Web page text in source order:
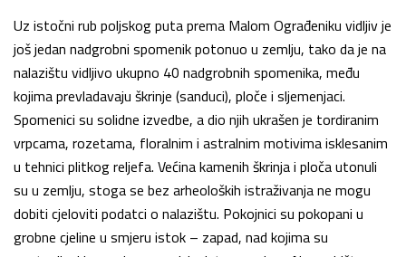
Uz istočni rub poljskog puta prema Malom Ograđeniku vidljiv je
još jedan nadgrobni spomenik potonuo u zemlju, tako da je na
nalazištu vidljivo ukupno 40 nadgrobnih spomenika, među
kojima prevladavaju škrinje (sanduci), ploče i sljemenjaci.
Spomenici su solidne izvedbe, a dio njih ukrašen je tordiranim
vrpcama, rozetama, floralnim i astralnim motivima isklesanim
u tehnici plitkog reljefa. Većina kamenih škrinja i ploča utonuli
su u zemlju, stoga se bez arheoloških istraživanja ne mogu
dobiti cjeloviti podatci o nalazištu. Pokojnici su pokopani u
grobne cjeline u smjeru istok – zapad, nad kojima su